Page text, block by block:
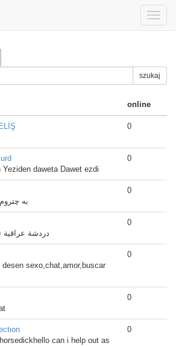
Toggle
szukaj
online
0
daweta Dawet ezdi
0
به
0
دردشة عراقية
0
sexo,chat,amor,buscar
0
0
can i help out as
0